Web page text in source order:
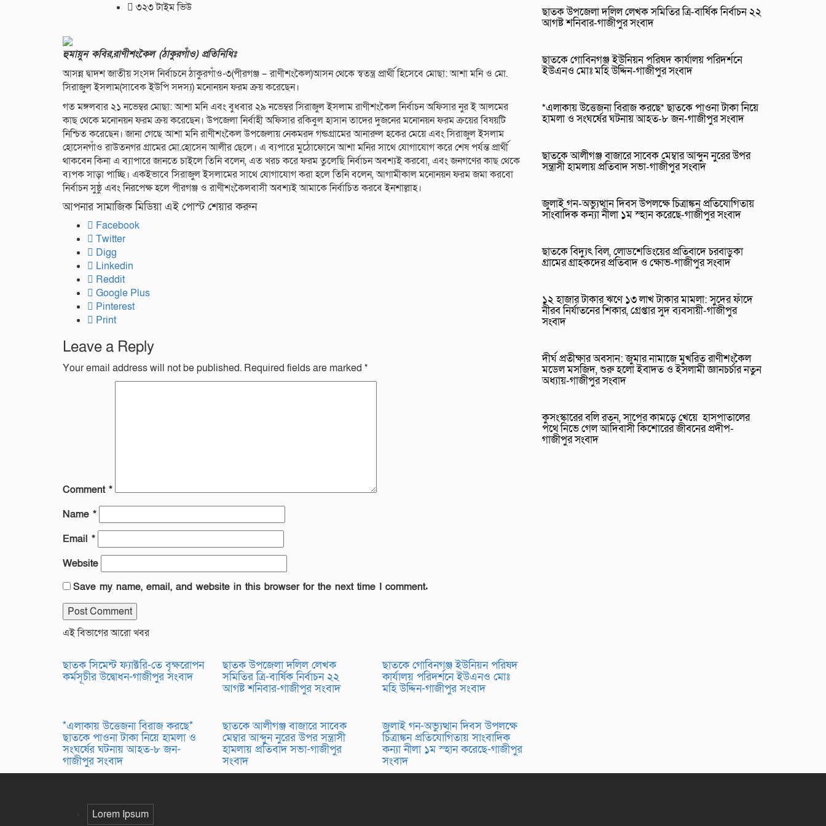
৩২৩ টাইম ভিউ
হুমায়ুন কবির,রাণীশংকৈল (ঠাকুরগাঁও) প্রতিনিধিঃ
আসন্ন দ্বাদশ জাতীয় সংসদ নির্বাচনে ঠাকুরগাঁও-৩(পীরগঞ্জ – রাণীশংকৈল)আসন থেকে স্বতন্ত্র প্রার্থী হিসেবে মোছা: আশা মনি ও মো.
সিরাজুল ইসলাম(সাবেক ইউপি সদস্য) মনোনয়ন ফরম ক্রয় করেছেন।
গত মঙ্গলবার ২১ নভেম্বর মোছা: আশা মনি এবং বুধবার ২৯ নভেম্বর সিরাজুল ইসলাম রাণীশংকৈল নির্বাচন অফিসার নুর ই আলমের
কাছ থেকে মনোনয়ন ফরম ক্রয় করেছেন। উপজেলা নির্বাহী অফিসার রকিবুল হাসান তাদের দুজনের মনোনয়ন ফরম ক্রয়ের বিষয়টি
নিশ্চিত করেছেন। জানা গেছে আশা মনি রাণীশংকৈল উপজেলায় নেকমরদ গন্ডগ্রামের আনারুল হকের মেয়ে এবং সিরাজুল ইসলাম
হোসেনগাঁও রাউতনগর গ্রামের মো.হোসেন আলীর ছেলে। এ ব্যপারে মুঠোফোনে আশা মনির সাথে যোগাযোগ করে শেষ পর্যন্ত প্রার্থী
থাকবেন কিনা এ ব্যাপারে জানতে চাইলে তিনি বলেন, এত খরচ করে ফরম তুলেছি নির্বাচন অবশ্যই করবো, এবং জনগণের কাছ থেকে
ব্যপক সাড়া পাচ্ছি। একইভাবে সিরাজুল ইসলামের সাথে যোগাযোগ করা হলে তিনি বলেন, আগামীকাল মনোনয়ন ফরম জমা করবো
নির্বাচন সুষ্ঠু এবং নিরপেক্ষ হলে পীরগঞ্জ ও রাণীশংকৈলবাসী অবশ্যই আমাকে নির্বাচিত করবে ইনশাল্লাহ।
আপনার সামাজিক মিডিয়া এই পোস্ট শেয়ার করুন
Facebook
Twitter
Digg
Linkedin
Reddit
Google Plus
Pinterest
Print
Leave a Reply
Your email address will not be published. Required fields are marked *
Comment *
Name *
Email *
Website
Save my name, email, and website in this browser for the next time I comment.
এই বিভাগের আরো খবর
ছাতক সিমেন্ট ফ্যাক্টরি-তে বৃক্ষরোপন
কর্মসূচীর উদ্বোধন-গাজীপুর সংবাদ
ছাতক উপজেলা দলিল লেখক
সমিতির ত্রি-বার্ষিক নির্বাচন ২২
আগষ্ট শনিবার-গাজীপুর সংবাদ
ছাতকে গোবিনগঞ্জ ইউনিয়ন পরিষদ
কার্যালয় পরিদর্শনে ইউএনও মোঃ
মহি উদ্দিন-গাজীপুর সংবাদ
*এলাকায় উত্তেজনা বিরাজ করছে*
ছাতকে পাওনা টাকা নিয়ে হামলা ও
সংঘর্ষের ঘটনায় আহত-৮ জন-
গাজীপুর সংবাদ
ছাতকে আলীগঞ্জ বাজারে সাবেক
মেম্বার আব্দুন নুরের উপর সন্ত্রাসী
হামলায় প্রতিবাদ সভা-গাজীপুর
সংবাদ
জুলাই গন-অভ্যুত্থান দিবস উপলক্ষে
চিত্রাঙ্কন প্রতিযোগিতায় সাংবাদিক
কন্যা নীলা ১ম স্হান করেছে-গাজীপুর
সংবাদ
ছাতক উপজেলা দলিল লেখক সমিতির ত্রি-বার্ষিক নির্বাচন ২২
আগষ্ট শনিবার-গাজীপুর সংবাদ
ছাতকে গোবিনগঞ্জ ইউনিয়ন পরিষদ কার্যালয় পরিদর্শনে
ইউএনও মোঃ মহি উদ্দিন-গাজীপুর সংবাদ
*এলাকায় উত্তেজনা বিরাজ করছে* ছাতকে পাওনা টাকা নিয়ে
হামলা ও সংঘর্ষের ঘটনায় আহত-৮ জন-গাজীপুর সংবাদ
ছাতকে আলীগঞ্জ বাজারে সাবেক মেম্বার আব্দুন নুরের উপর
সন্ত্রাসী হামলায় প্রতিবাদ সভা-গাজীপুর সংবাদ
জুলাই গন-অভ্যুত্থান দিবস উপলক্ষে চিত্রাঙ্কন প্রতিযোগিতায়
সাংবাদিক কন্যা নীলা ১ম স্হান করেছে-গাজীপুর সংবাদ
ছাতকে বিদ্যুৎ বিল, লোডশেডিংয়ের প্রতিবাদে চরবাড়ুকা
গ্রামের গ্রাহকদের প্রতিবাদ ও ক্ষোভ-গাজীপুর সংবাদ
১২ হাজার টাকার ঋণে ১৩ লাখ টাকার মামলা: সুদের ফাঁদে
নীরব নির্যাতনের শিকার, গ্রেপ্তার সুদ ব্যবসায়ী-গাজীপুর
সংবাদ
দীর্ঘ প্রতীক্ষার অবসান: জুমার নামাজে মুখরিত রাণীশংকৈল
মডেল মসজিদ, শুরু হলো ইবাদত ও ইসলামী জ্ঞানচর্চার নতুন
অধ্যায়-গাজীপুর সংবাদ
কুসংস্কারের বলি রতন, সাপের কামড়ে খেয়ে হাসপাতালের
পথে নিভে গেল আদিবাসী কিশোরের জীবনের প্রদীপ-
গাজীপুর সংবাদ
Lorem Ipsum